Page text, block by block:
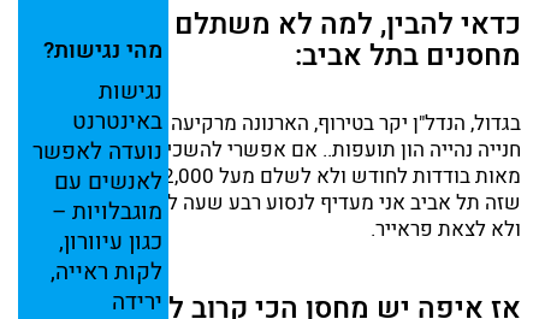
מהי נגישות?
נגישות
באינטרנט
נועדה לאפשר
לאנשים עם
מוגבלויות –
כגון עיוורון,
לקות ראייה,
ירידה
כדאי להבין, למה לא משתלם להשכיר
מחסנים בתל אביב:
בגדול, הנדל"ן יקר בטירוף, הארנונה מרקיעה שחקים, וכל שטח
חנייה נהייה הון תועפות.. אם אפשרי להשכיר מחסן שעולה
מאות בודדות לחודש ולא לשלם מעל 2,000 שקל רק בגלל
שזה תל אביב אני מעדיף לנסוע רבע שעה להתרחק מהבית
ולא לצאת פראייר.
אז איפה יש מחסן הכי קרוב לתל אביב